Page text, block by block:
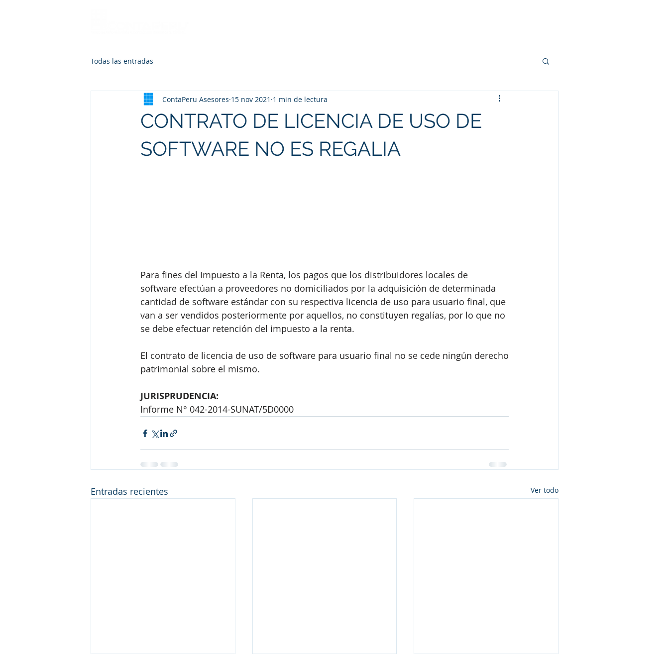
Todas las entradas
CONTRATO DE LICENCIA DE USO DE
SOFTWARE NO ES REGALIA
ContaPeru Asesores 15 nov 2021 1 min de lectura
Para fines del Impuesto a la Renta, los pagos que los distribuidores locales de
software efectúan a proveedores no domiciliados por la adquisición de determinada
cantidad de software estándar con su respectiva licencia de uso para usuario final, que
van a ser vendidos posteriormente por aquellos, no constituyen regalías, por lo que no
se debe efectuar retención del impuesto a la renta.
El contrato de licencia de uso de software para usuario final no se cede ningún derecho
patrimonial sobre el mismo.
JURISPRUDENCIA:
Informe N° 042-2014-SUNAT/5D0000
Entradas recientes Ver todo